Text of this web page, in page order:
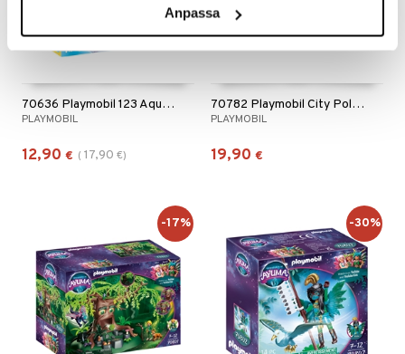
Anpassa
70636 Playmobil 123 Aqua Vesiratas Hainpoikanen
PLAYMOBIL
12,90 € ( 17,90 €)
70782 Playmobil City Poliisi ja Jettireppu
PLAYMOBIL
19,90 €
-17% -30%